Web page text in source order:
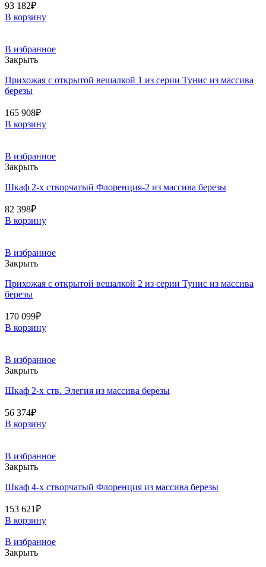
93 182₽
В корзину
В избранное
Закрыть
Прихожая с открытой вешалкой 1 из серии Тунис из массива
березы
165 908₽
В корзину
В избранное
Закрыть
Шкаф 2-х створчатый Флоренция-2 из массива березы
82 398₽
В корзину
В избранное
Закрыть
Прихожая с открытой вешалкой 2 из серии Тунис из массива
березы
170 099₽
В корзину
В избранное
Закрыть
Шкаф 2-х ств. Элегия из массива березы
56 374₽
В корзину
В избранное
Закрыть
Шкаф 4-х створчатый Флоренция из массива березы
153 621₽
В корзину
В избранное
Закрыть